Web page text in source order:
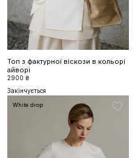
Топ з фактурної віскози в кольорі
айворі
2900 ₴
Закінчується
White drop